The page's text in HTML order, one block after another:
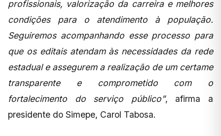
profissionais, valorização da carreira e melhores
condições para o atendimento à população.
Seguiremos acompanhando esse processo para
que os editais atendam às necessidades da rede
estadual e assegurem a realização de um certame
transparente e comprometido com o
fortalecimento do serviço público”, afirma a
presidente do Simepe, Carol Tabosa.